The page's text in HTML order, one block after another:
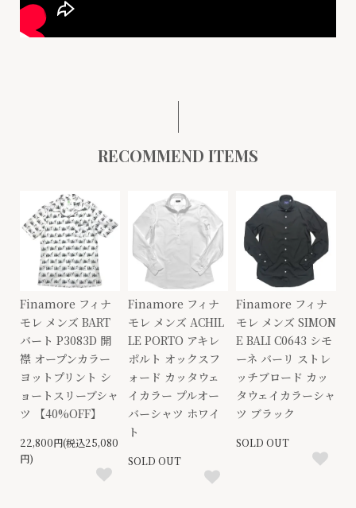
RECOMMEND ITEMS
Finamore フィナ
モレ メンズ BART
バート P3083D 開
襟 オープンカラー
ヨットプリント シ
ョートスリーブシャ
ツ 【40%OFF】
22,800円(税込25,080
円)
Finamore フィナ
モレ メンズ ACHIL
LE PORTO アキレ
ポルト オックスフ
ォード カッタウェ
イカラー プルオー
バーシャツ ホワイ
ト
SOLD OUT
Finamore フィナ
モレ メンズ SIMON
E BALI C0643 シモ
ーネ バーリ ストレ
ッチブロード カッ
タウェイカラーシャ
ツ ブラック
SOLD OUT